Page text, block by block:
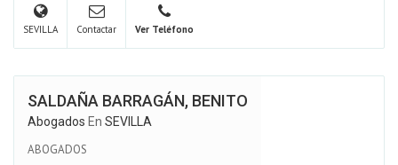
SEVILLA Contactar Ver Teléfono
SALDAÑA BARRAGÁN, BENITO
Abogados En SEVILLA
ABOGADOS